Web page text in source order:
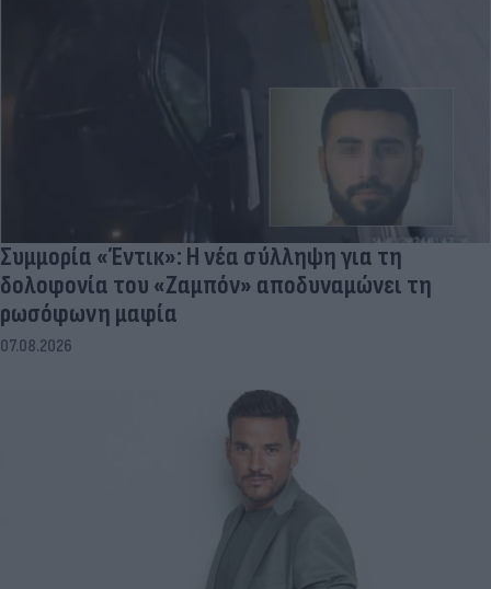
Συμμορία «Έντικ»: Η νέα σύλληψη για τη
δολοφονία του «Ζαμπόν» αποδυναμώνει τη
ρωσόφωνη μαφία
07.08.2026